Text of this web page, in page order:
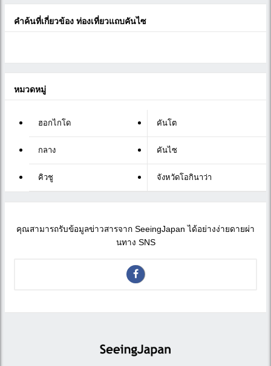
คำค้นที่เกี่ยวข้อง ท่องเที่ยวแถบคันไซ
หมวดหมู่
ฮอกไกโด คันโต
กลาง คันไซ
คิวชู จังหวัดโอกินาว่า
คุณสามารถรับข้อมูลข่าวสารจาก SeeingJapan ได้อย่างง่ายดายผ่า
นทาง SNS